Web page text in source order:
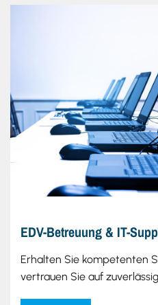
EDV-Betreuung & IT-
Erhalten Sie kompetenten
vertrauen Sie auf